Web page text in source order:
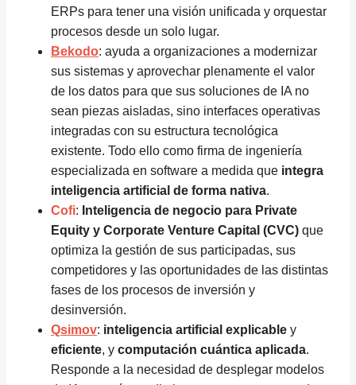
ERPs para tener una visión unificada y orquestar
procesos desde un solo lugar.
Bekodo: ayuda a organizaciones a modernizar
sus sistemas y aprovechar plenamente el valor
de los datos para que sus soluciones de IA no
sean piezas aisladas, sino interfaces operativas
integradas con su estructura tecnológica
existente. Todo ello como firma de ingeniería
especializada en software a medida que integra
inteligencia artificial de forma nativa.
Cofi: Inteligencia de negocio para Private
Equity y Corporate Venture Capital (CVC) que
optimiza la gestión de sus participadas, sus
competidores y las oportunidades de las distintas
fases de los procesos de inversión y
desinversión.
Qsimov: inteligencia artificial explicable y
eficiente, y computación cuántica aplicada.
Responde a la necesidad de desplegar modelos